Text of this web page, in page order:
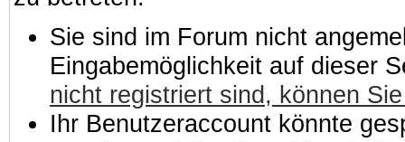
Sie sind im Forum nicht
Eingabemöglichkeit auf dieser
nicht registriert sind, können
Ihr Benutzeraccount könnte